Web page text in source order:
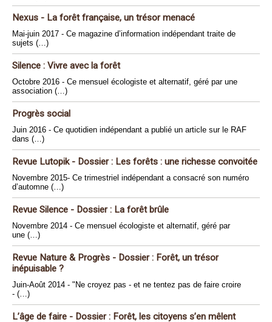
Nexus - La forêt française, un trésor menacé
Mai-juin 2017 - Ce magazine d’information indépendant traite de
sujets (…)
Silence : Vivre avec la forêt
Octobre 2016 - Ce mensuel écologiste et alternatif, géré par une
association (…)
Progrès social
Juin 2016 - Ce quotidien indépendant a publié un article sur le RAF
dans (…)
Revue Lutopik - Dossier : Les forêts : une richesse convoitée
Novembre 2015- Ce trimestriel indépendant a consacré son numéro
d’automne (…)
Revue Silence - Dossier : La forêt brûle
Novembre 2014 - Ce mensuel écologiste et alternatif, géré par
une (…)
Revue Nature & Progrès - Dossier : Forêt, un trésor
inépuisable ?
Juin-Août 2014 - "Ne croyez pas - et ne tentez pas de faire croire
- (…)
L’âge de faire - Dossier : Forêt, les citoyens s’en mêlent